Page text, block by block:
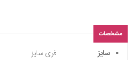
مشخصات
سایز
فری سایز